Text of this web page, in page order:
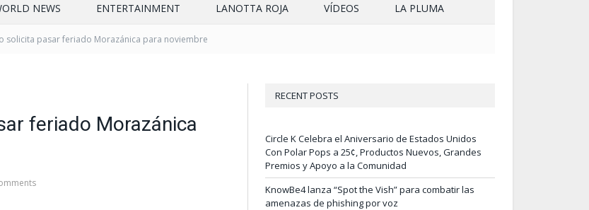
NEWS ENTERTAINMENT LANOTTA ROJA VÍDEOS LA PLUMA
solicita pasar feriado Morazánica para noviembre
feriado Morazánica
RECENT POSTS
Circle K Celebra el Aniversario de Estados Unidos
Con Polar Pops a 25¢, Productos Nuevos, Grandes
Premios y Apoyo a la Comunidad
KnowBe4 lanza “Spot the Vish” para combatir las
amenazas de phishing por voz